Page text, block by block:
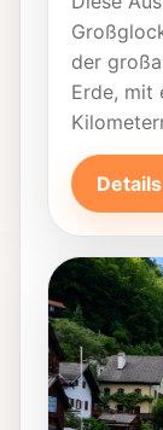
der
Erde, mit